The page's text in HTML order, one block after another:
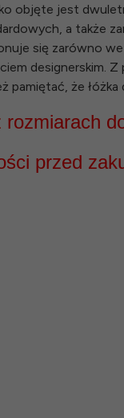
objęte jest
a także
się zarówno
designerskim.
że
przed